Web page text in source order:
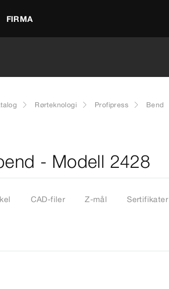
FIRMA
Rørteknologi Profipress Bend
- Modell 2428
CAD-filer Z-mål Sertifikater